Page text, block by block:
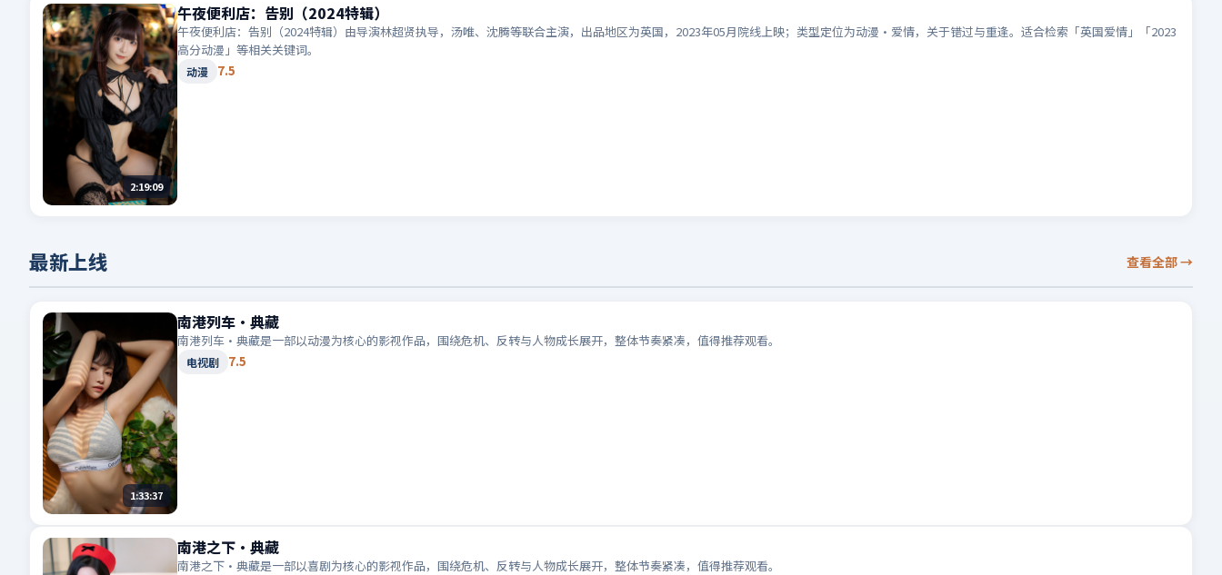
2:19:09
午夜便利店：告别（2024特辑）
午夜便利店：告别（2024特辑）由导演林超贤执导，汤唯、沈腾等联合主演，出品地区为英国，2023年05月院线上映；类型定位为动漫·爱情，关于错过与重逢。适合检索「英国爱情」「2023
高分动漫」等相关关键词。
动漫 7.5
最新上线 查看全部→
1:33:37
南港列车·典藏
南港列车·典藏是一部以动漫为核心的影视作品，围绕危机、反转与人物成长展开，整体节奏紧凑，值得推荐观看。
电视剧 7.5
南港之下·典藏
南港之下·典藏是一部以喜剧为核心的影视作品，围绕危机、反转与人物成长展开，整体节奏紧凑，值得推荐观看。